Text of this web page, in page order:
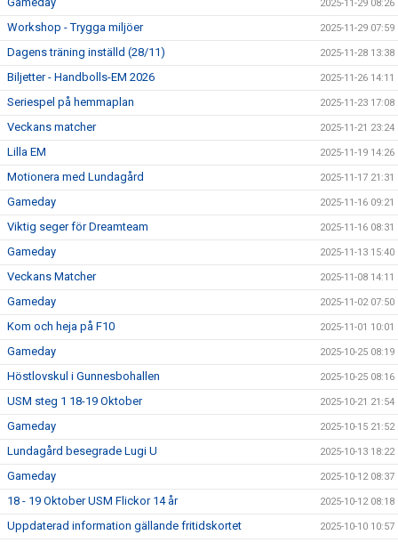
2025-11-29 08:26
Workshop - Trygga miljöer 2025-11-29 07:59
Dagens träning inställd (28/11) 2025-11-28 13:38
Biljetter - Handbolls-EM 2026 2025-11-26 14:11
Seriespel på hemmaplan 2025-11-23 17:08
Veckans matcher 2025-11-21 23:24
Lilla EM 2025-11-19 14:26
Motionera med Lundagård 2025-11-17 21:31
Gameday 2025-11-16 09:21
Viktig seger för Dreamteam 2025-11-16 08:31
Gameday 2025-11-13 15:40
Veckans Matcher 2025-11-08 14:11
Gameday 2025-11-02 07:50
Kom och heja på F10 2025-11-01 10:01
Gameday 2025-10-25 08:19
Höstlovskul i Gunnesbohallen 2025-10-25 08:16
USM steg 1 18-19 Oktober 2025-10-21 21:54
Gameday 2025-10-15 21:52
Lundagård besegrade Lugi U 2025-10-13 18:22
Gameday 2025-10-12 08:37
18 - 19 Oktober USM Flickor 14 år 2025-10-12 08:18
Uppdaterad information gällande fritidskortet 2025-10-10 10:57